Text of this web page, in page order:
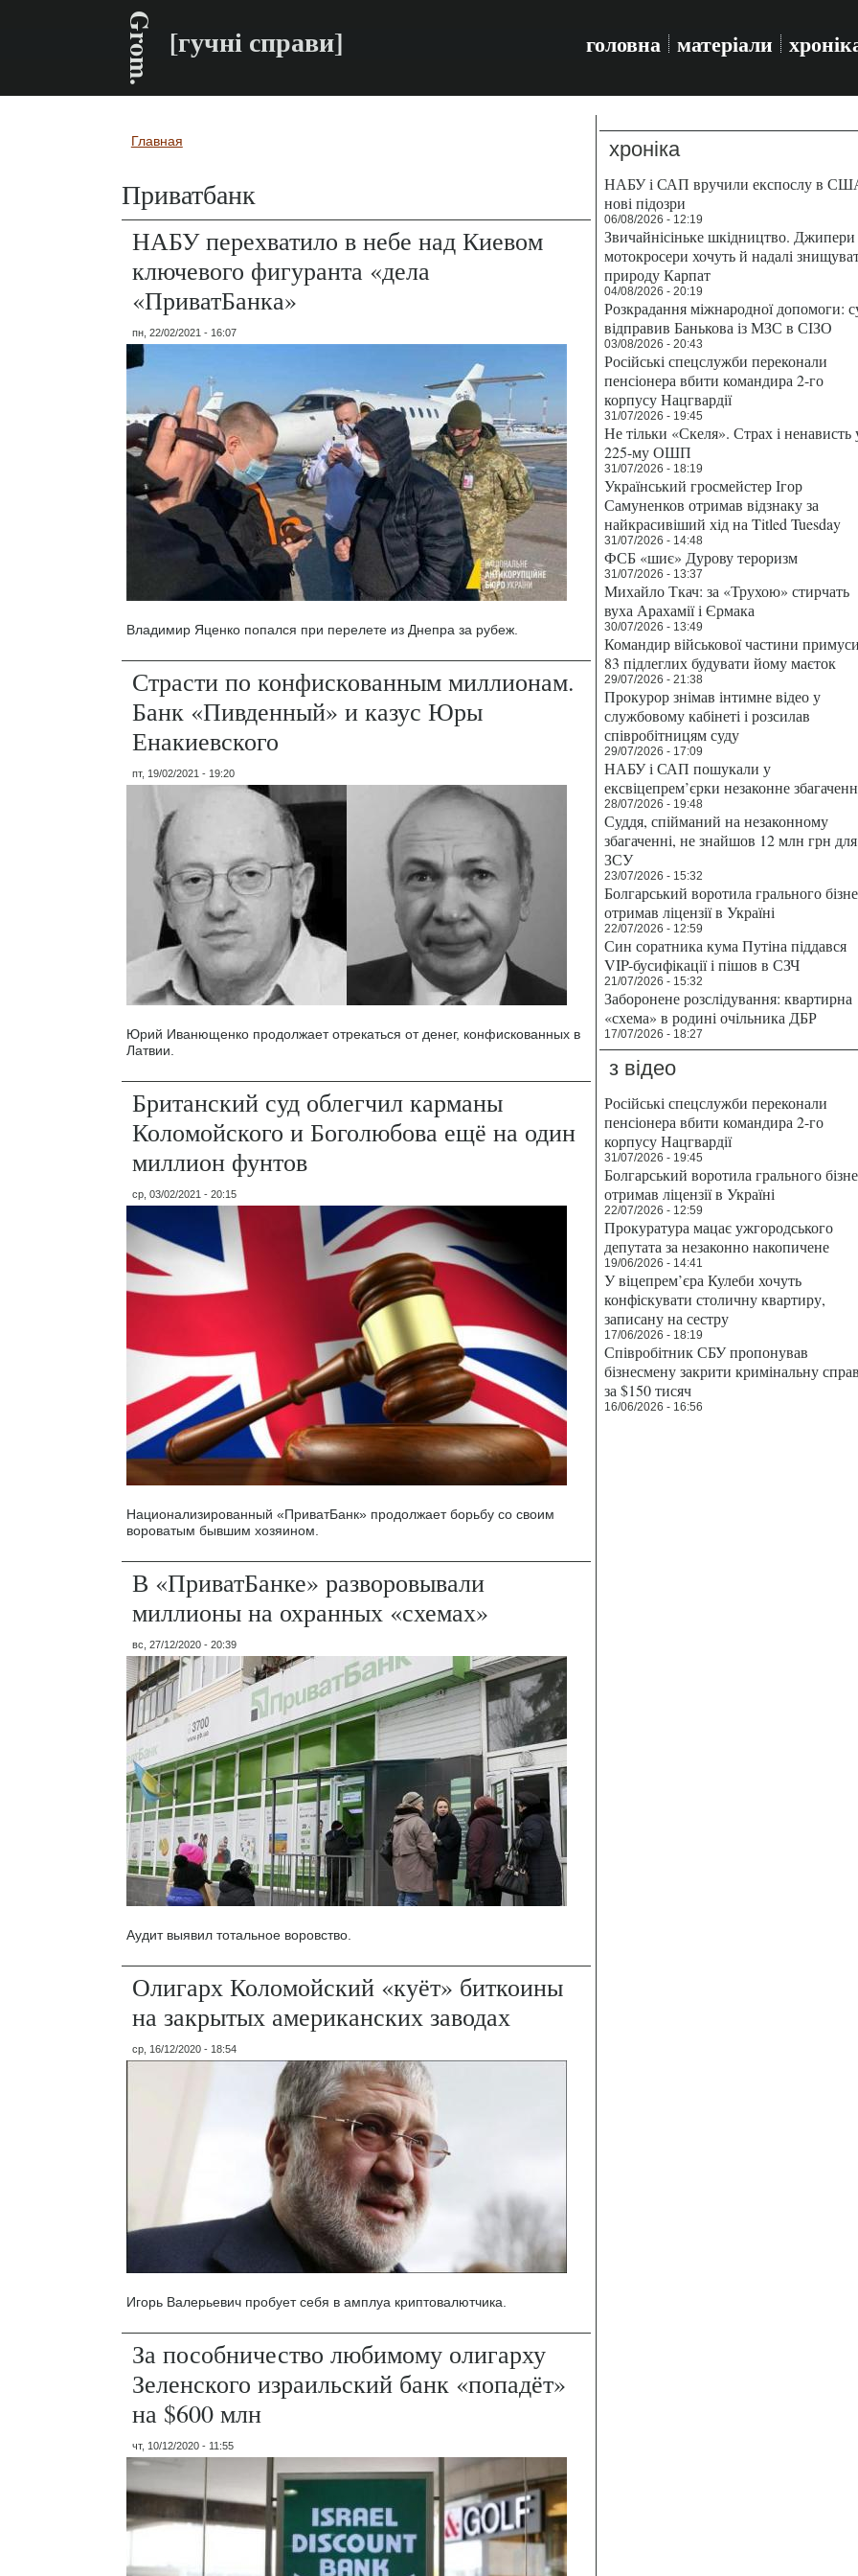
Grom. [гучні справи] головна матеріали
Вы здесь
Главная
Приватбанк
НАБУ перехватило в небе над Киевом
ключевого фигуранта «дела
«ПриватБанка»
пн, 22/02/2021 - 16:07
Владимир Яценко попался при перелете из Днепра за рубеж.
Страсти по конфискованным миллионам.
Банк «Пивденный» и казус Юры
Енакиевского
пт, 19/02/2021 - 19:20
Юрий Иванющенко продолжает отрекаться от денег, конфискованных в
Латвии.
Британский суд облегчил карманы
Коломойского и Боголюбова ещё на один
миллион фунтов
ср, 03/02/2021 - 20:15
Национализированный «ПриватБанк» продолжает борьбу со своим
вороватым бывшим хозяином.
В «ПриватБанке» разворовывали
миллионы на охранных «схемах»
вс, 27/12/2020 - 20:39
Аудит выявил тотальное воровство.
Олигарх Коломойский «куёт» биткоины
на закрытых американских заводах
ср, 16/12/2020 - 18:54
Игорь Валерьевич пробует себя в амплуа криптовалютчика.
За пособничество любимому олигарху
Зеленского израильский банк «попадёт»
на $600 млн
чт, 10/12/2020 - 11:55
хроніка
НАБУ і САП вручили експослу в
нові підозри
06/08/2026 - 12:19
Звичайнісіньке шкідництво. Джипери
мотокросери хочуть й надалі
природу Карпат
04/08/2026 - 20:19
Розкрадання міжнародної допомоги:
відправив Банькова із МЗС в СІЗО
03/08/2026 - 20:43
Російські спецслужби переконали
пенсіонера вбити командира 2-го
корпусу Нацгвардії
31/07/2026 - 19:45
Не тільки «Скеля». Страх і ненависть
225-му ОШП
31/07/2026 - 18:19
Український гросмейстер Ігор
Самуненков отримав відзнаку за
найкрасивіший хід на Titled Tuesday
31/07/2026 - 14:48
ФСБ «шиє» Дурову тероризм
31/07/2026 - 13:37
Михайло Ткач: за «Трухою» стирчать
вуха Арахамії і Єрмака
30/07/2026 - 13:49
Командир військової частини
83 підлеглих будувати йому маєток
29/07/2026 - 21:38
Прокурор знімав інтимне відео у
службовому кабінеті і розсилав
співробітницям суду
29/07/2026 - 17:09
НАБУ і САП пошукали у
ексвіцепрем’єрки незаконне
28/07/2026 - 19:48
Суддя, спійманий на незаконному
збагаченні, не знайшов 12 млн грн для
ЗСУ
23/07/2026 - 15:32
Болгарський воротила грального
отримав ліцензії в Україні
22/07/2026 - 12:59
Син соратника кума Путіна піддався
VIP-бусифікації і пішов в СЗЧ
21/07/2026 - 15:32
Заборонене розслідування: квартирна
«схема» в родині очільника ДБР
17/07/2026 - 18:27
з відео
Російські спецслужби переконали
пенсіонера вбити командира 2-го
корпусу Нацгвардії
31/07/2026 - 19:45
Болгарський воротила грального
отримав ліцензії в Україні
22/07/2026 - 12:59
Прокуратура мацає ужгородського
депутата за незаконно накопичене
19/06/2026 - 14:41
У віцепрем’єра Кулеби хочуть
конфіскувати столичну квартиру,
записану на сестру
17/06/2026 - 18:19
Співробітник СБУ пропонував
бізнесмену закрити кримінальну
за $150 тисяч
16/06/2026 - 16:56